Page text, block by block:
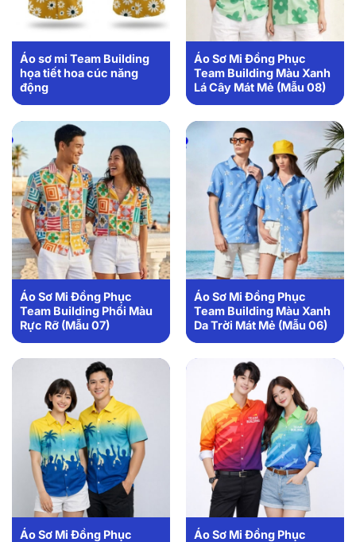
Áo sơ mi Team Building
họa tiết hoa cúc năng
động
Áo Sơ Mi Đồng Phục
Team Building Màu Xanh
Lá Cây Mát Mẻ (Mẫu 08)
Áo Sơ Mi Đồng Phục
Team Building Phối Màu
Rực Rỡ (Mẫu 07)
Áo Sơ Mi Đồng Phục
Team Building Màu Xanh
Da Trời Mát Mẻ (Mẫu 06)
Áo Sơ Mi Đồng Phục
Áo Sơ Mi Đồng Phục